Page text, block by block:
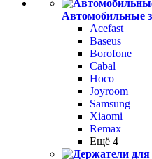
Автомобильные
Acefast
Baseus
Borofone
Cabal
Hoco
Joyroom
Samsung
Xiaomi
Remax
Ещё 4